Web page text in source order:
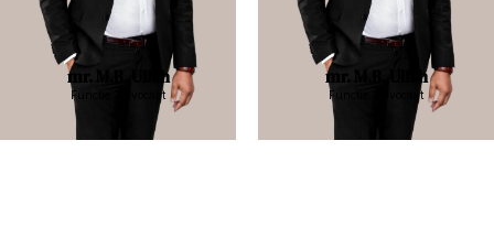
mr. M.B. Ullah
Functie: Advocaat
mr. M.B. Ullah
Functie: Advocaat